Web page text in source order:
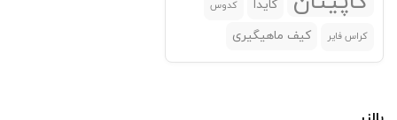
لایت استیک(Lightstick)
(0)
لیجیان
(0)
کایدا کدوس
کراس فایر کیف ماهیگیری